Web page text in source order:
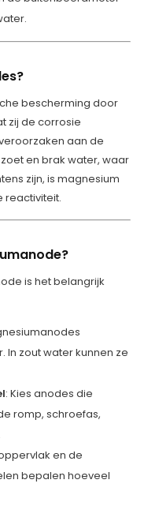
bescherming door
zij de corrosie
aan de
en brak water, waar
zijn, is magnesium
reactiviteit.
is het belangrijk
In zout water kunnen ze
: Kies anodes die
romp, schroefas,
en de
bepalen hoeveel